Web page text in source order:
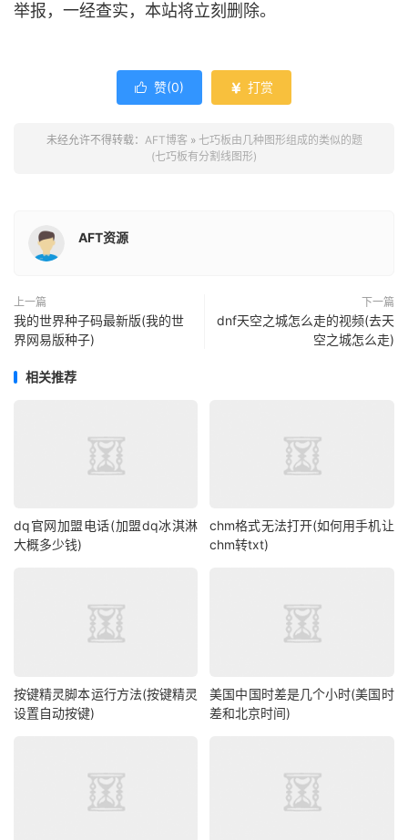
举报，一经查实，本站将立刻删除。
 赞(0)  打赏
未经允许不得转载： AFT博客 » 七巧板由几种图形组成的类似的题
(七巧板有分割线图形)
AFT资源
上一篇
我的世界种子码最新版(我的世
界网易版种子)
下一篇
dnf天空之城怎么走的视频(去天
空之城怎么走)
相关推荐
dq官网加盟电话(加盟dq冰淇淋
大概多少钱)
chm格式无法打开(如何用手机让
chm转txt)
按键精灵脚本运行方法(按键精灵
设置自动按键)
美国中国时差是几个小时(美国时
差和北京时间)